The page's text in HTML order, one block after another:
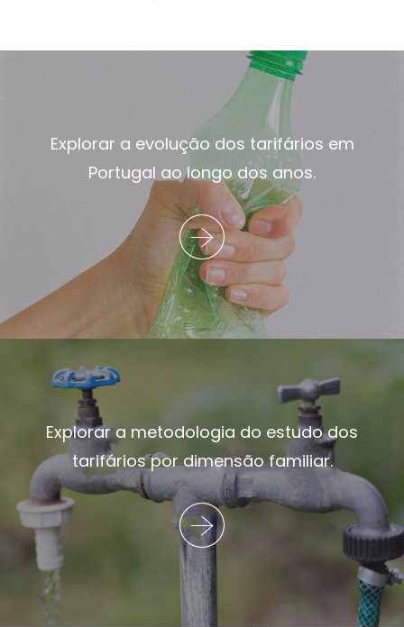
Explorar a evolução dos tarifários em
Portugal ao longo dos anos.
Explorar a metodologia do estudo dos
tarifários por dimensão familiar.